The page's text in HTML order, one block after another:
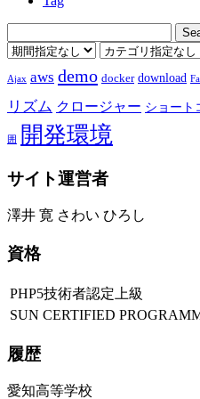
Ajax aws demo docker download
リズム クロージャー ショート
囲 開発環境
サイト運営者
澤井 寛 さわい ひろし
資格
PHP5技術者認定上級
SUN CERTIFIED
履歴
愛知高等学校